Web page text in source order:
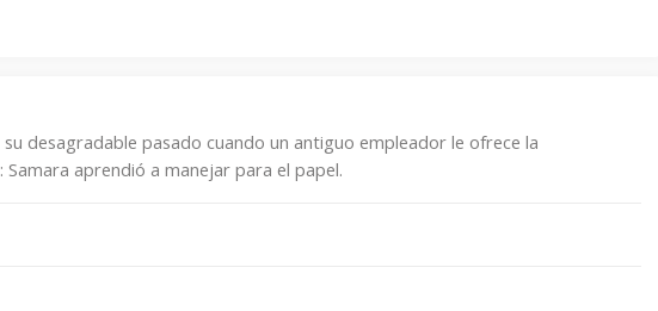
desagradable pasado cuando un antiguo empleador le ofrece la
aprendió a manejar para el papel.